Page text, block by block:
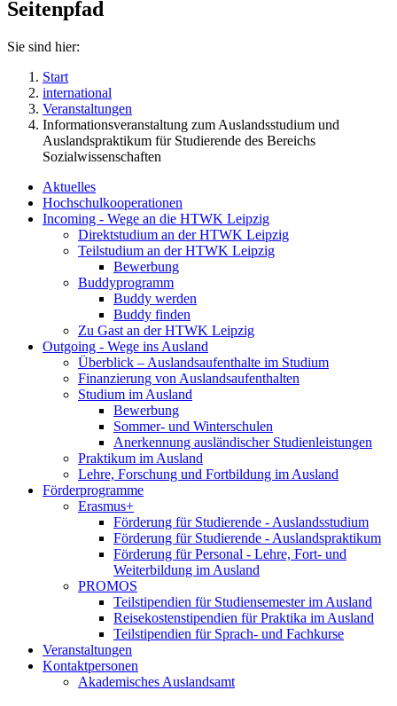
Seitenpfad
Sie sind hier:
Start
international
Veranstaltungen
Informationsveranstaltung zum Auslandsstudium und
Auslandspraktikum für Studierende des Bereichs
Sozialwissenschaften
Aktuelles
Hochschulkooperationen
Incoming - Wege an die HTWK Leipzig
Direktstudium an der HTWK Leipzig
Teilstudium an der HTWK Leipzig
Bewerbung
Buddyprogramm
Buddy werden
Buddy finden
Zu Gast an der HTWK Leipzig
Outgoing - Wege ins Ausland
Überblick – Auslandsaufenthalte im Studium
Finanzierung von Auslandsaufenthalten
Studium im Ausland
Bewerbung
Sommer- und Winterschulen
Anerkennung ausländischer Studienleistungen
Praktikum im Ausland
Lehre, Forschung und Fortbildung im Ausland
Förderprogramme
Erasmus+
Förderung für Studierende - Auslandsstudium
Förderung für Studierende - Auslandspraktikum
Förderung für Personal - Lehre, Fort- und
Weiterbildung im Ausland
PROMOS
Teilstipendien für Studiensemester im Ausland
Reisekostenstipendien für Praktika im Ausland
Teilstipendien für Sprach- und Fachkurse
Veranstaltungen
Kontaktpersonen
Akademisches Auslandsamt